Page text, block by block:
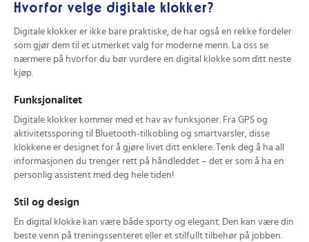
Hvorfor velge digitale klokker?
Digitale klokker er ikke bare praktiske, de har også en rekke fordeler
som gjør dem til et utmerket valg for moderne menn. La oss se
nærmere på hvorfor du bør vurdere en digital klokke som ditt neste
kjøp.
Funksjonalitet
Digitale klokker kommer med et hav av funksjoner. Fra GPS og
aktivitetssporing til Bluetooth-tilkobling og smartvarsler, disse
klokkene er designet for å gjøre livet ditt enklere. Tenk deg å ha all
informasjonen du trenger rett på håndleddet – det er som å ha en
personlig assistent med deg hele tiden!
Stil og design
En digital klokke kan være både sporty og elegant. Den kan være din
beste venn på treningssenteret eller et stilfullt tilbehør på jobben.